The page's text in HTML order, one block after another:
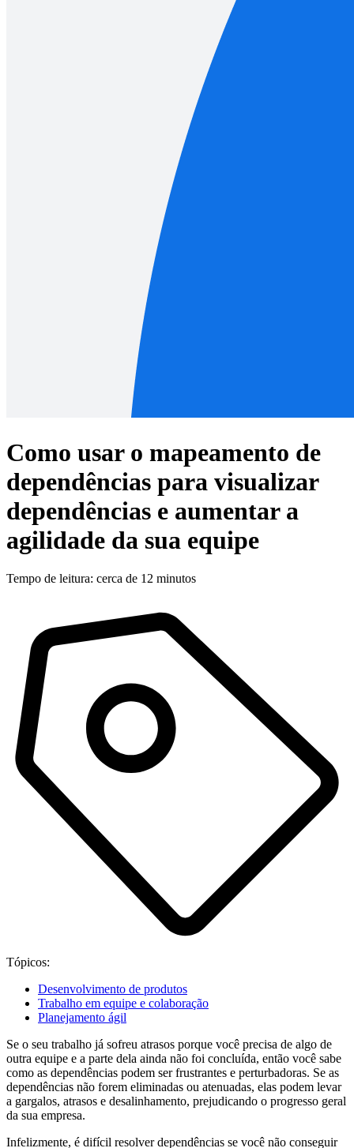
Como usar o mapeamento de
dependências para visualizar
dependências e aumentar a
agilidade da sua equipe
Tempo de leitura: cerca de 12 minutos
Tópicos:
Desenvolvimento de produtos
Trabalho em equipe e colaboração
Planejamento ágil
Se o seu trabalho já sofreu atrasos porque você precisa de algo de
outra equipe e a parte dela ainda não foi concluída, então você sabe
como as dependências podem ser frustrantes e perturbadoras. Se as
dependências não forem eliminadas ou atenuadas, elas podem levar
a gargalos, atrasos e desalinhamento, prejudicando o progresso geral
da sua empresa.
Infelizmente, é difícil resolver dependências se você não conseguir